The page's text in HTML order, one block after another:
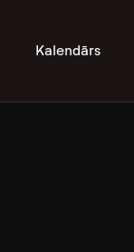
Kalendārs